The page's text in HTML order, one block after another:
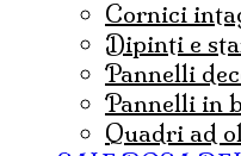
cornici
dipinti e
pannelli
pannelli in
quadri ad